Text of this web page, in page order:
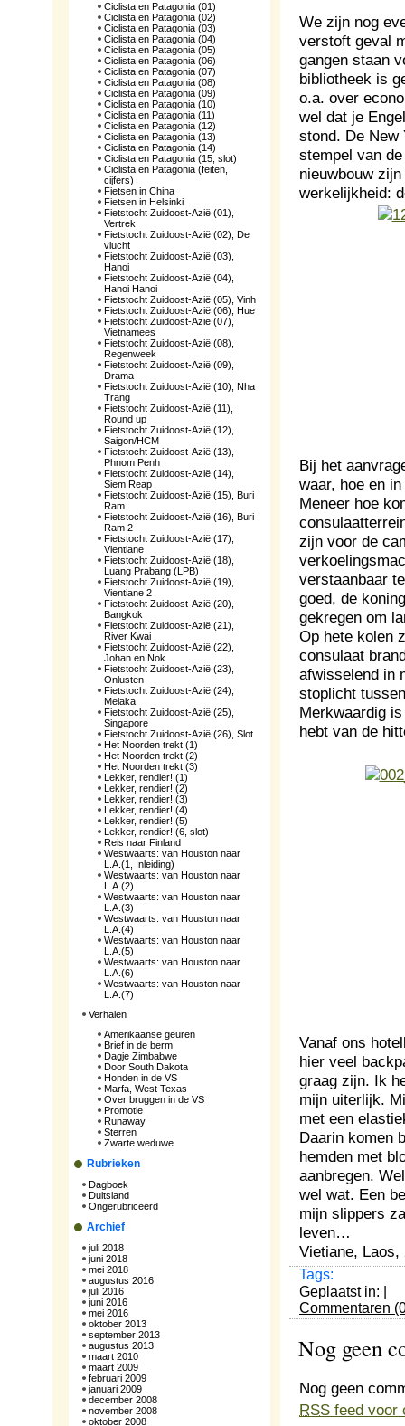
Ciclista en Patagonia (01)
Ciclista en Patagonia (02)
Ciclista en Patagonia (03)
Ciclista en Patagonia (04)
Ciclista en Patagonia (05)
Ciclista en Patagonia (06)
Ciclista en Patagonia (07)
Ciclista en Patagonia (08)
Ciclista en Patagonia (09)
Ciclista en Patagonia (10)
Ciclista en Patagonia (11)
Ciclista en Patagonia (12)
Ciclista en Patagonia (13)
Ciclista en Patagonia (14)
Ciclista en Patagonia (15, slot)
Ciclista en Patagonia (feiten,
cijfers)
Fietsen in China
Fietsen in Helsinki
Fietstocht Zuidoost-Azië (01),
Vertrek
Fietstocht Zuidoost-Azië (02), De
vlucht
Fietstocht Zuidoost-Azië (03),
Hanoi
Fietstocht Zuidoost-Azië (04),
Hanoi Hanoi
Fietstocht Zuidoost-Azië (05), Vinh
Fietstocht Zuidoost-Azië (06), Hue
Fietstocht Zuidoost-Azië (07),
Vietnamees
Fietstocht Zuidoost-Azië (08),
Regenweek
Fietstocht Zuidoost-Azië (09),
Drama
Fietstocht Zuidoost-Azië (10), Nha
Trang
Fietstocht Zuidoost-Azië (11),
Round up
Fietstocht Zuidoost-Azië (12),
Saigon/HCM
Fietstocht Zuidoost-Azië (13),
Phnom Penh
Fietstocht Zuidoost-Azië (14),
Siem Reap
Fietstocht Zuidoost-Azië (15), Buri
Ram
Fietstocht Zuidoost-Azië (16), Buri
Ram 2
Fietstocht Zuidoost-Azië (17),
Vientiane
Fietstocht Zuidoost-Azië (18),
Luang Prabang (LPB)
Fietstocht Zuidoost-Azië (19),
Vientiane 2
Fietstocht Zuidoost-Azië (20),
Bangkok
Fietstocht Zuidoost-Azië (21),
River Kwai
Fietstocht Zuidoost-Azië (22),
Johan en Nok
Fietstocht Zuidoost-Azië (23),
Onlusten
Fietstocht Zuidoost-Azië (24),
Melaka
Fietstocht Zuidoost-Azië (25),
Singapore
Fietstocht Zuidoost-Azië (26), Slot
Het Noorden trekt (1)
Het Noorden trekt (2)
Het Noorden trekt (3)
Lekker, rendier! (1)
Lekker, rendier! (2)
Lekker, rendier! (3)
Lekker, rendier! (4)
Lekker, rendier! (5)
Lekker, rendier! (6, slot)
Reis naar Finland
Westwaarts: van Houston naar
L.A.(1, Inleiding)
Westwaarts: van Houston naar
L.A.(2)
Westwaarts: van Houston naar
L.A.(3)
Westwaarts: van Houston naar
L.A.(4)
Westwaarts: van Houston naar
L.A.(5)
Westwaarts: van Houston naar
L.A.(6)
Westwaarts: van Houston naar
L.A.(7)
Verhalen
Amerikaanse geuren
Brief in de berm
Dagje Zimbabwe
Door South Dakota
Honden in de VS
Marfa, West Texas
Over bruggen in de VS
Promotie
Runaway
Sterren
Zwarte weduwe
Rubrieken
Dagboek
Duitsland
Ongerubriceerd
Archief
juli 2018
juni 2018
mei 2018
augustus 2016
juli 2016
juni 2016
mei 2016
oktober 2013
september 2013
augustus 2013
maart 2010
maart 2009
februari 2009
januari 2009
december 2008
november 2008
oktober 2008
We zijn nog
verstoft geval
gangen staan
bibliotheek is
o.a. over
wel dat je
stond. De New
stempel van
nieuwbouw
werkelijkheid:
Bij het
waar, hoe en
Meneer hoe
zijn voor de
verstaanbaar
goed, de
gekregen om
Op hete kolen
consulaat
afwisselend in
stoplicht
Merkwaardig
hebt van de
Vanaf ons
hier veel
graag zijn. Ik
mijn uiterlijk.
met een
Daarin komen
hemden met
aanbregen.
wel wat. Een
mijn slippers
leven…
Vietiane, Laos,
Tags:
Geplaatst in: |
Commentaren
Nog geen
Nog geen
RSS feed voor